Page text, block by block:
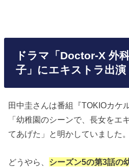
ドラマ「Doctor-X 外
子」にエキストラ出演
田中圭さんは番組『TOKIOカケ
「幼稚園のシーンで、長女をエ
てあげた」と明かしていました。
どうやら、 シーズン5の第3話の